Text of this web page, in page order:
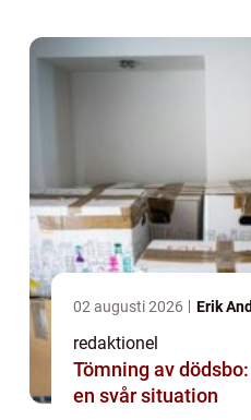
02 augusti 2026 Erik
redaktionel
Tömning av
en svår situation